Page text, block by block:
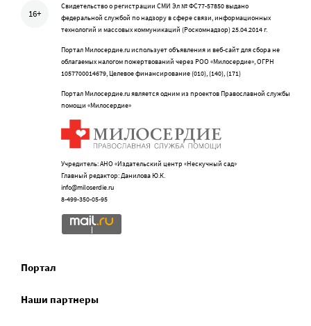
16+
Свидетельство о регистрации СМИ Эл № ФС77-57850 выдано
федеральной службой по надзору в сфере связи, информационных
технологий и массовых коммуникаций (Роскомнадзор) 25.04.2014 г.
Портал Милосердие.ru использует объявления и веб-сайт для сбора не
облагаемых налогом пожертвований через РОО «Милосердие», ОГРН
1057700014679, Целевое финансирование (010), (140), (171)
Портал Милосердие.ru является одним из проектов Православной службы
помощи «Милосердие»
Учредитель: АНО «Издательский центр «Нескучный сад»
Главный редактор: Данилова Ю.К.
info@miloserdie.ru
8-499-350-05-95
Портал
Наши партнеры